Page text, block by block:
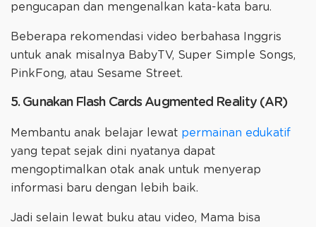
pengucapan dan mengenalkan kata-kata baru.
Beberapa rekomendasi video berbahasa Inggris
untuk anak misalnya BabyTV, Super Simple Songs,
PinkFong, atau Sesame Street.
5. Gunakan Flash Cards Augmented Reality (AR)
Membantu anak belajar lewat permainan edukatif
yang tepat sejak dini nyatanya dapat
mengoptimalkan otak anak untuk menyerap
informasi baru dengan lebih baik.
Jadi selain lewat buku atau video, Mama bisa